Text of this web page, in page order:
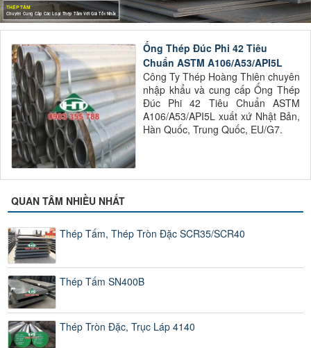
THÉP TẤM
Chuyên Cung Cấp Các Loại Thép Tấm Với Giá Tốt Nhất
Ống Thép Đúc Phi 42 Tiêu
Chuẩn ASTM A106/A53/API5L
Công Ty Thép Hoàng Thiên chuyên
nhập khẩu và cung cấp Ống Thép
Đúc Phi 42 Tiêu Chuẩn ASTM
A106/A53/API5L xuất xứ Nhật Bản,
Hàn Quốc, Trung Quốc, EU/G7.
QUAN TÂM NHIỀU NHẤT
Thép Tấm, Thép Tròn Đặc SCR35/SCR40
Thép Tấm SN400B
Thép Tròn Đặc, Trục Láp 4140